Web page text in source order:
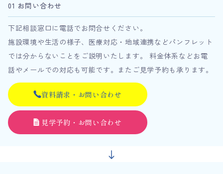
01 お問い合わせ
下記相談窓口に電話でお問合せください。
施設環境や生活の様子、医療対応・地域連携などパンフレット
では分からないことをご説明いたします。 料金体系などお電
話やメールでの対応も可能です。またご見学予約も承ります。
資料請求・お問い合わせ
見学予約・お問い合わせ